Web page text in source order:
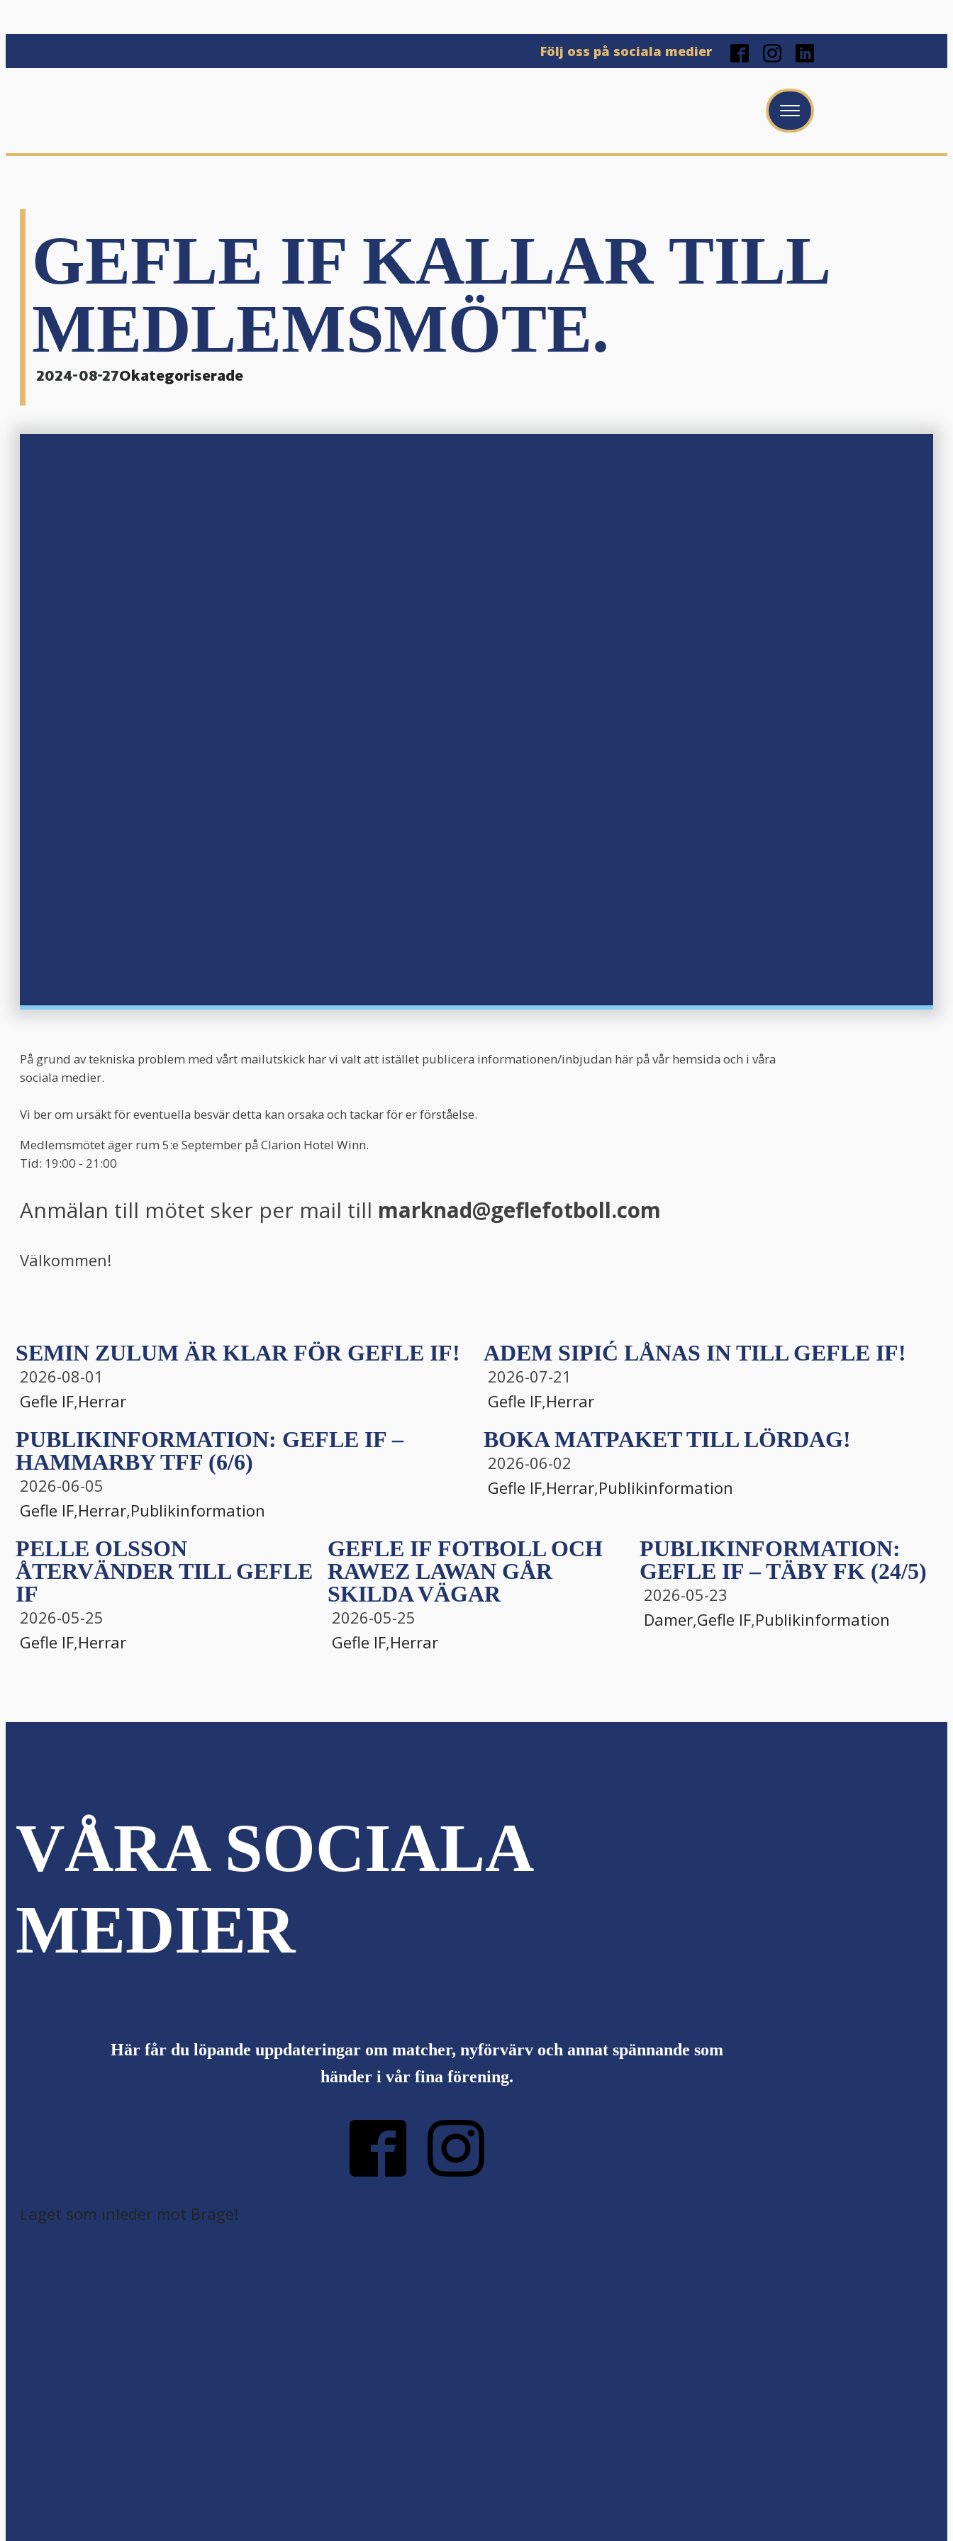
Följ oss på sociala medier
GEFLE IF KALLAR TILL
MEDLEMSMÖTE.
2024-08-27Okategoriserade
På grund av tekniska problem med vårt mailutskick har vi valt att istället publicera informationen/inbjudan här på vår hemsida och i våra
sociala medier.
Vi ber om ursäkt för eventuella besvär detta kan orsaka och tackar för er förståelse.
Medlemsmötet äger rum 5:e September på Clarion Hotel Winn.
Tid: 19:00 - 21:00
Anmälan till mötet sker per mail till marknad@geflefotboll.com
Välkommen!
SEMIN ZULUM ÄR KLAR FÖR GEFLE IF!
2026-08-01
Gefle IF,Herrar
ADEM SIPIĆ LÅNAS IN TILL GEFLE IF!
2026-07-21
Gefle IF,Herrar
PUBLIKINFORMATION: GEFLE IF –
HAMMARBY TFF (6/6)
2026-06-05
Gefle IF,Herrar,Publikinformation
BOKA MATPAKET TILL LÖRDAG!
2026-06-02
Gefle IF,Herrar,Publikinformation
PELLE OLSSON
ÅTERVÄNDER TILL GEFLE
IF
2026-05-25
Gefle IF,Herrar
GEFLE IF FOTBOLL OCH
RAWEZ LAWAN GÅR
SKILDA VÄGAR
2026-05-25
Gefle IF,Herrar
PUBLIKINFORMATION:
GEFLE IF – TÄBY FK (24/5)
2026-05-23
Damer,Gefle IF,Publikinformation
VÅRA SOCIALA
MEDIER
Här får du löpande uppdateringar om matcher, nyförvärv och annat spännande som
händer i vår fina förening.
Laget som inleder mot Brage!